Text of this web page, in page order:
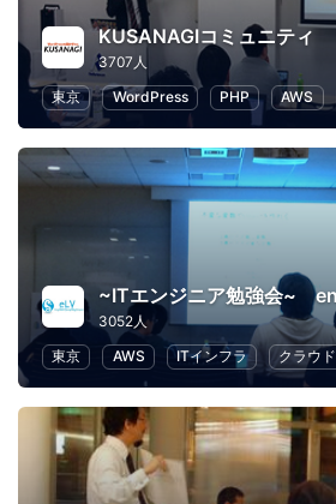
KUSANAGIコミュニティ
3707人
東京
WordPress PHP AWS
3052人
東京
AWS ITインフラ クラウド